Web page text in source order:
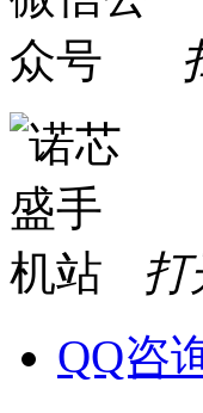
QQ咨